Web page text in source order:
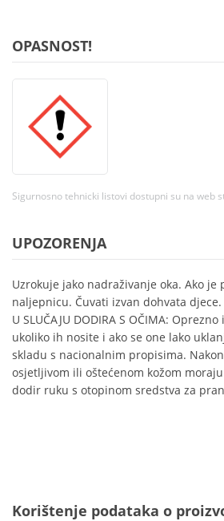
OPASNOST!
Sigurnosno tehnicki listovi dostupni su na web
UPOZORENJA
Uzrokuje jako nadraživanje oka. Ako
naljepnicu. Čuvati izvan dohvata djece.
U SLUČAJU DODIRA S OČIMA:
ukoliko ih nosite i ako se one lako
skladu s nacionalnim propisima.
osjetljivom ili oštećenom kožom
dodir ruku s otopinom sredstva za
Korištenje podataka o